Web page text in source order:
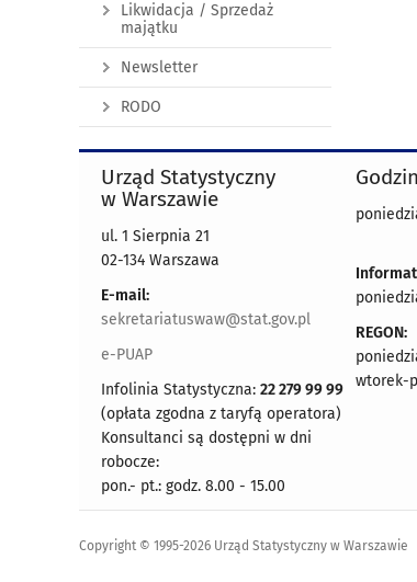
Likwidacja / Sprzedaż
majątku
Newsletter
RODO
Urząd Statystyczny
w Warszawie
ul. 1 Sierpnia 21
02-134 Warszawa
E-mail:
sekretariatuswaw@stat.gov.pl
e-PUAP
Infolinia Statystyczna: 22 279 99 99
(opłata zgodna z taryfą operatora)
Konsultanci są dostępni w dni
robocze:
pon.- pt.: godz. 8.00 - 15.00
REGON:
wtorek-
Copyright © 1995-2026 Urząd Statystyczny w Warszawie